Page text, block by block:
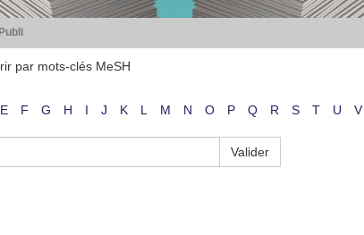
par mots-clés MeSH
E F G H I J K L M N O P Q R S T U V
Valider